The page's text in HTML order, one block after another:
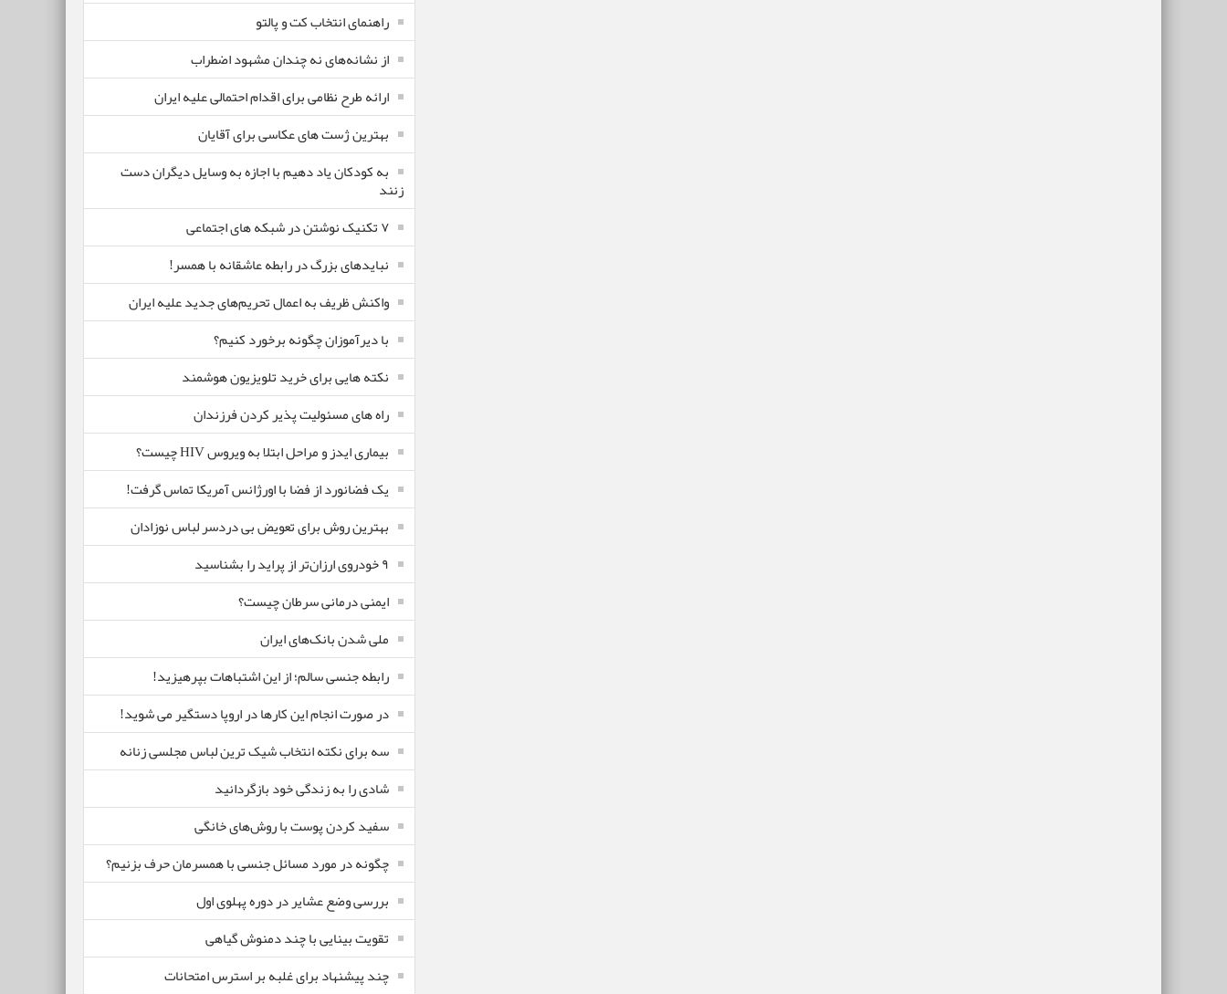
راهنمای انتخاب کت و پالتو
از نشانه‌های نه چندان مشهود اضطراب
ارائه طرح نظامی برای اقدام احتمالی علیه ایران
بهترین ژست های عکاسی برای آقایان
به کودکان یاد دهیم با اجازه به وسایل دیگران دست
زنند
۷ تکنیک نوشتن در شبکه های اجتماعی
نبایدهای بزرگ در رابطه عاشقانه با همسر!
واکنش ظریف به اعمال تحریم‌های جدید علیه ایران
با دیرآموزان چگونه برخورد کنیم؟
نکته هایی برای خرید تلویزیون هوشمند
راه های مسئولیت پذیر کردن فرزندان
بیماری ایدز و مراحل ابتلا به ویروس HIV چیست؟
یک فضانورد از فضا با اورژانس آمریکا تماس گرفت!
بهترین روش برای تعویض بی دردسر لباس نوزادان
٩ خودروی ارزان‌تر از پراید را بشناسید
ایمنی درمانی سرطان چیست؟
ملی شدن بانک‌های ایران
رابطه جنسی سالم؛ از این اشتباهات بپرهیزید!
در صورت انجام این کارها در اروپا دستگیر می شوید!
سه برای نکته انتخاب شیک ترین لباس مجلسی زنانه
شادی را به زندگی خود بازگردانید
سفید کردن پوست با روش‌های خانگی
چگونه در مورد مسائل جنسی با همسرمان حرف بزنیم؟
بررسی وضع عشایر در دوره پهلوی اول
تقویت بینایی با چند دمنوش گیاهی
چند پیشنهاد برای غلبه بر استرس امتحانات